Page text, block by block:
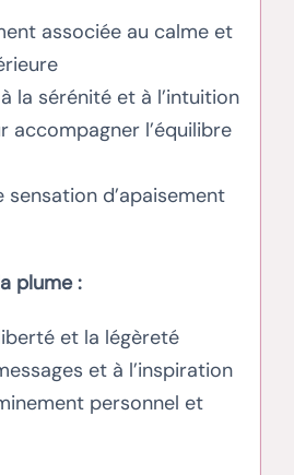
associée au calme et
la sérénité et à l’intuition
accompagner l’équilibre
sensation d’apaisement
plume :
et la légèreté
et à l’inspiration
personnel et